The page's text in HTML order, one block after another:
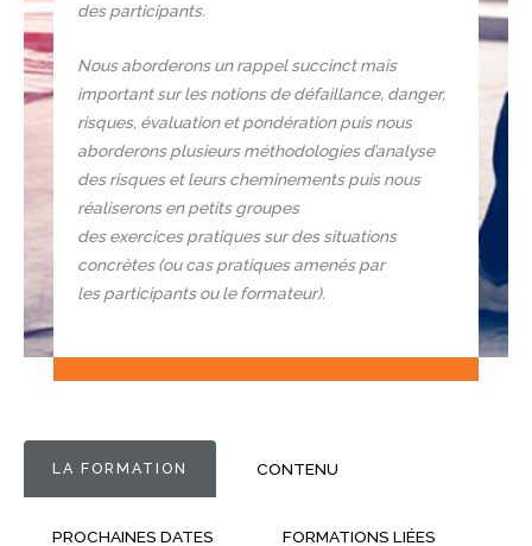
des participants.
Nous aborderons un rappel succinct mais
important sur les notions de défaillance, danger,
risques, évaluation et pondération puis nous
aborderons plusieurs méthodologies d’analyse
des risques et leurs cheminements puis nous
réaliserons en petits groupes
des exercices pratiques sur des situations
concrètes (ou cas pratiques amenés par
les participants ou le formateur).
LA FORMATION CONTENU
PROCHAINES DATES FORMATIONS LIÉES